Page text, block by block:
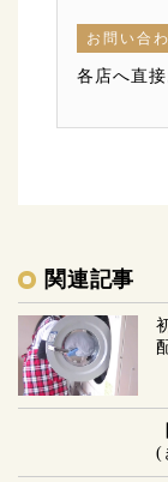
お問い合
各店へ直
関連記事
(